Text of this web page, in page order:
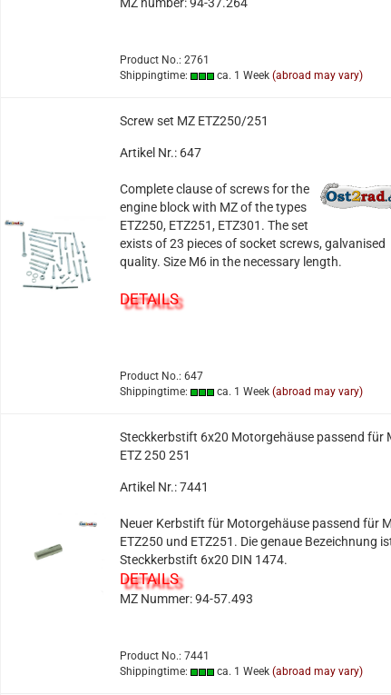
Product No.: 2761
Shippingtime:
ca. 1 Week (abroad may vary)
Screw set MZ ETZ250/251
Artikel Nr.: 647
Complete clause of screws for the
engine block with MZ of the types
ETZ250, ETZ251, ETZ301. The set
exists of 23 pieces of socket screws, galvanised
quality. Size M6 in the necessary length.
DETAILS
Product No.: 647
Shippingtime:
ca. 1 Week (abroad may vary)
Steckkerbstift 6x20 Motorgehäuse passend für
ETZ 250 251
Artikel Nr.: 7441
Neuer Kerbstift für Motorgehäuse passend für
ETZ250 und ETZ251. Die genaue Bezeichnung
Steckkerbstift 6x20 DIN 1474.
DETAILS
MZ Nummer: 94-57.493
Product No.: 7441
Shippingtime:
ca. 1 Week (abroad may vary)